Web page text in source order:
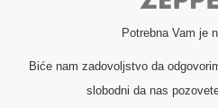
Potrebna Vam je
Biće nam zadovoljstvo da
slobodni da nas